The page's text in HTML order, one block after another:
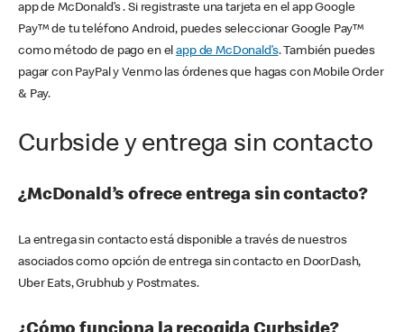
app de McDonald’s . Si registraste una tarjeta en el app Google
Pay™ de tu teléfono Android, puedes seleccionar Google Pay™
como método de pago en elapp de McDonald’s. También puedes
pagar con PayPal y Venmo las órdenes que hagas con Mobile Order
& Pay.
Curbside y entrega sin contacto
¿McDonald’s ofrece entrega sin contacto?
La entrega sin contacto está disponible a través de nuestros
asociados como opción de entrega sin contacto en DoorDash,
Uber Eats, Grubhub y Postmates.